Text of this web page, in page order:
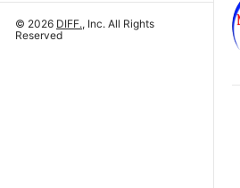
© 2026 DIFF., Inc. All Rights
Reserved